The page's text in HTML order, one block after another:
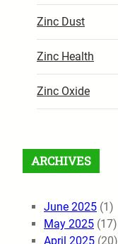
Zinc Dust
Zinc Health
Zinc Oxide
ARCHIVES
June 2025 (1)
May 2025 (17)
April 2025 (20)